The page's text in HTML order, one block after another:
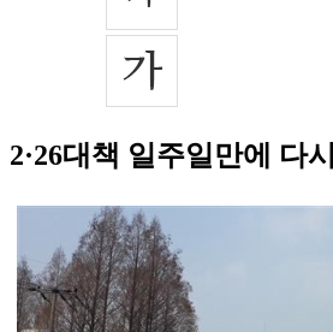
2·26대책 일주일만에 다